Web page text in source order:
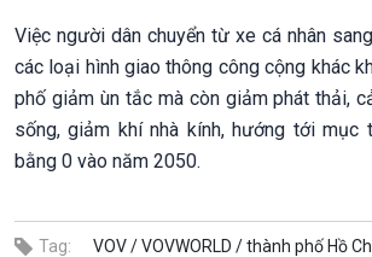
Việc người dân chuyển từ xe cá nhân
các loại hình giao thông công cộng khác
phố giảm ùn tắc mà còn giảm phát thải,
sống, giảm khí nhà kính, hướng tới mục
bằng 0 vào năm 2050.
Tag: VOV /VOVWORLD /thành phố Hồ